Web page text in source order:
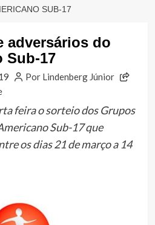
SUB-17
adversários do
Sub-17
Por Lindenberg Júnior
feira o sorteio dos Grupos
Sub-17 que
os dias 21 de março a 14